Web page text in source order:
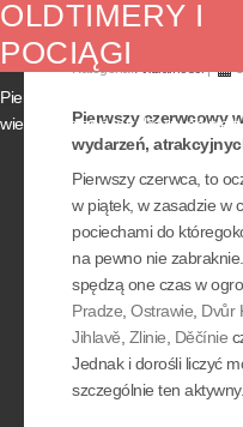
POCIĄGI
Kategoria:Aktualności
Pierwszy czerwcowy
wydarzeń,
Pierwszy czerwca, to
w piątek, w zasadzie w
pociechami do
na pewno nie
spędzą one czas w
Pradze ,Ostrawie Dvůr
Jihlavě Zlinie Děčínie
Jednak i dorośli liczyć
szczególnie ten aktywny.
OLDTIMERY I
POCIĄGI
Pierwszy czerwcowy weekend
wiele wydarzeń, atrakcyjnych nie